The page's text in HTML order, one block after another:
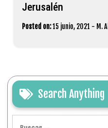
Jerusalén
Posted on:15 junio, 2021 - M.
Search Anything